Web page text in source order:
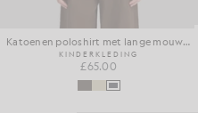
Katoenen poloshirt met lange mouwen
KINDERKLEDING
£65.00